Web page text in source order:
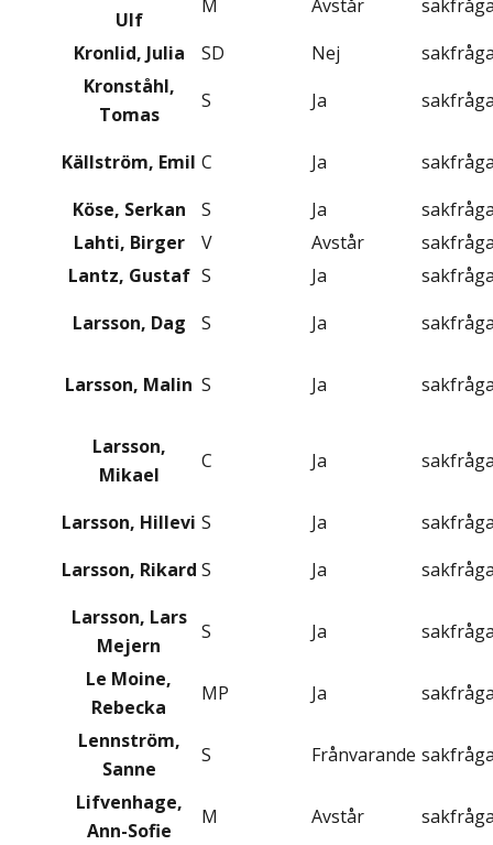
Ulf
M Avstår
Kronlid, Julia
SD Nej
Kronståhl,
Tomas
S Ja
Källström, Emil C Ja
Köse, Serkan
S Ja
Lahti, Birger
V Avstår
Lantz, Gustaf S Ja
Larsson, Dag
S Ja
Larsson, Malin S Ja
Larsson,
Mikael
C Ja
Larsson, Hillevi S Ja
Larsson, Rikard S Ja
Larsson, Lars
Mejern
S Ja
Le Moine,
Rebecka
MP Ja
Lennström,
Sanne
S Frånvarande
Lifvenhage,
Ann-Sofie
M Avstår